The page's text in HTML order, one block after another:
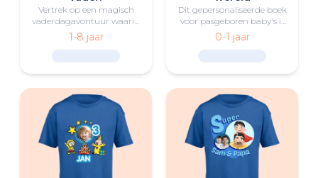
Vertrek op een magisch
vaderdagavontuur waarin
jouw kind(eren) de
vaardigheden van vader
erin slagen en de trofee
voor de allerbeste vader
winnen?
1-8 jaar
Dit gepersonaliseerde boek
voor pasgeboren baby's is
een hartverwarmend
geschenk voor de kleine en
0-1 jaar